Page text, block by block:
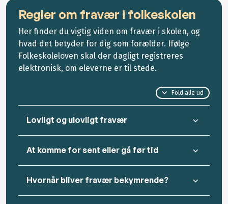
Regler om fravær i folkeskolen
Her finder du vigtig viden om fravær i skolen, og
hvad det betyder for dig som forælder. Ifølge
Folkeskoleloven skal der dagligt registreres
elektronisk, om eleverne er til stede.
Fold alle ud
Lovligt og ulovligt fravær
At komme for sent eller gå før tid
Hvornår bliver fravær bekymrende?